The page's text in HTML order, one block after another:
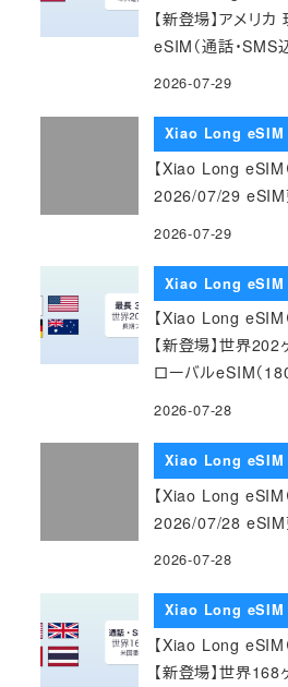
【新登場】アメリ
eSIM（通話・SMS
2026-07-29
Xiao Long eSIM
【Xiao Long eSIM
2026/07/29 eSIM
2026-07-29
Xiao Long eSIM
【Xiao Long eSIM
【新登場】世界
ローバルeSIM（
2026-07-28
Xiao Long eSIM
【Xiao Long eSIM
2026/07/28 eSIM
2026-07-28
Xiao Long eSIM
【Xiao Long eSIM
【新登場】世界168